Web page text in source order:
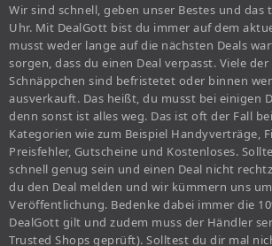
Wir sind schnell, geben unser Bestes und das
Uhr. Mit DealGott bist du immer auf dem
musst weder lange auf die nächsten Deals
sorgen, dass du einen Deal verpasst. Viele
Schnäppchen sind befristetet oder binnen
ausverkauft. Das heißt, du musst bei einigen
denn sonst ist alles weg. Das ist oft der Fall
Kategorien wie zum Beispiel Handyverträge,
Preisfehler, Gutscheine und Kostenloses.
schnell genug sein und einen Deal nicht
du den Deal melden und wir kümmern uns
Veröffentlichung. Bedenke dabei immer die
DealGott gilt und zudem muss der Händler
Trusted Shops geprüft). Solltest du dir mal